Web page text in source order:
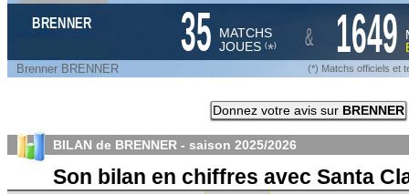
BRENNER 35 MATCHS
JOUES (*) & 1649
Brenner BRENNER (*) Matchs officiels et
Donnez votre avis sur BRENNER
BILAN de BRENNER - saison 2025/2026
Son bilan en chiffres avec Santa